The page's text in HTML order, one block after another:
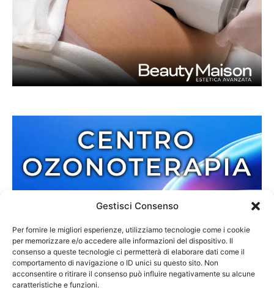
Gestisci Consenso
Per fornire le migliori esperienze, utilizziamo tecnologie come i cookie
per memorizzare e/o accedere alle informazioni del dispositivo. Il
consenso a queste tecnologie ci permetterà di elaborare dati come il
comportamento di navigazione o ID unici su questo sito. Non
acconsentire o ritirare il consenso può influire negativamente su alcune
caratteristiche e funzioni.